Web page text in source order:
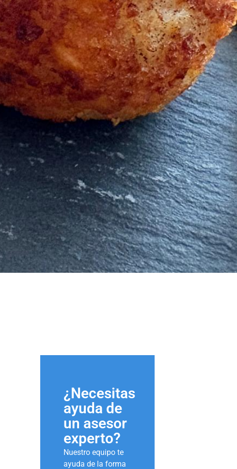
¿Necesitas
ayuda de
un asesor
experto?
Nuestro equipo te
ayuda de la forma